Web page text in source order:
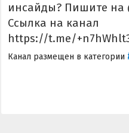
инсайды? Пишите на
Ссылка на канал
https://t.me/
Канал размещен в категории